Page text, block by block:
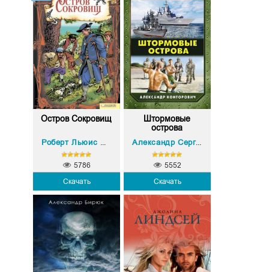
Остров Сокровищ
Роберт Льюис Стивенсон
Скачать
5786
Штормовые
острова
Александр Сергеевич Конторович
Скачать
5552